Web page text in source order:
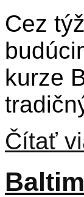
Cez
kurze
Čítať